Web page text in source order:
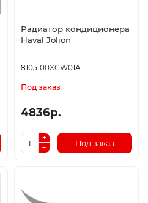
Радиатор кондиционера
Haval Jolion
8105100XGW01A
Под заказ
4836р.
Под заказ